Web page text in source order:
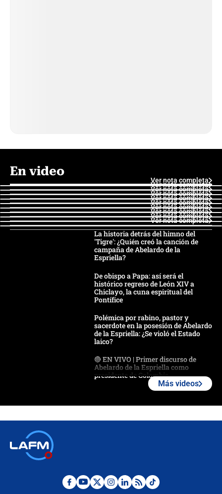
En video
Ver nota completa
Ver nota completa
Ver nota completa
Ver nota completa
Ver nota completa
Ver nota completa
Ver nota completa
Ver nota completa
Ver nota completa
Ver nota completa
La historia detrás del himno del
'Tigre': ¿Quién creó la canción de
campaña de Abelardo de la
Espriella?
De obispo a Papa: así será el
histórico regreso de León XIV a
Chiclayo, la cuna espiritual del
Pontífice
Polémica por rabino, pastor y
sacerdote en la posesión de Abelardo
de la Espriella: ¿Se violó el Estado
laico?
🔴 EN VIVO | Primer discurso de
Abelardo de la Espriella como
presidente de Colombia
Desde dermatitis hasta infecciones:
Más videos